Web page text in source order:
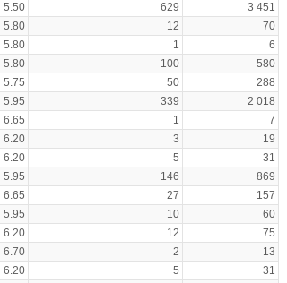
5.50 629
3 451
5.80 12
70
5.80 1
6
5.80 100
580
5.75 50
288
5.95 339
2 018
6.65 1
7
6.20 3
19
6.20 5
31
5.95 146
869
6.65 27
157
5.95 10
60
6.20 12
75
6.70 2
13
6.20 5 31